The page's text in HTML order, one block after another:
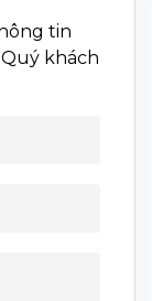
tin
khách